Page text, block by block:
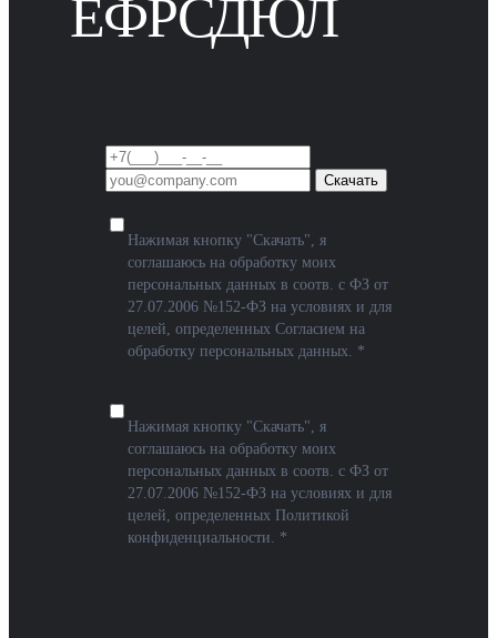
ЕФРСДЮЛ
Скачать
Нажимая кнопку "Скачать", я
соглашаюсь на обработку моих
персональных данных в соотв. с ФЗ от
27.07.2006 №152-ФЗ на условиях и для
целей, определенных Согласием на
обработку персональных данных . *
Нажимая кнопку "Скачать", я
соглашаюсь на обработку моих
персональных данных в соотв. с ФЗ от
27.07.2006 №152-ФЗ на условиях и для
целей, определенных Политикой
конфиденциальности . *